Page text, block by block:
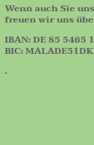
Wenn auch Sie
freuen wir uns
IBAN: DE 85 5465
BIC:
.